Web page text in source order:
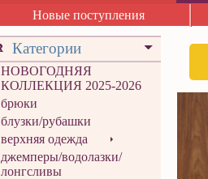
Новые поступления
Категории
НОВОГОДНЯЯ
КОЛЛЕКЦИЯ 2025-2026
брюки
блузки/рубашки
верхняя одежда
джемперы/водолазки/
лонгсливы